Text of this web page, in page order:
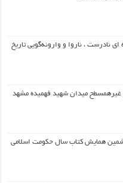
ای نادرست ، ناروا و وارونه‌گویی تاریخ
غیرهمسطح میدان شهید فهمیده مشهد
همایش کتاب سال حکومت اسلامی